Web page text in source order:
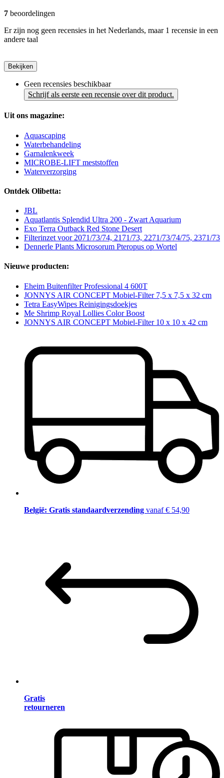
7 beoordelingen
Er zijn nog geen recensies in het Nederlands, maar 1 recensie in een
andere taal
Bekijken
Geen recensies beschikbaar
Schrijf als eerste een recensie over dit product.
Uit ons magazine:
Aquascaping
Waterbehandeling
Garnalenkweek
MICROBE-LIFT meststoffen
Waterverzorging
Ontdek Olibetta:
JBL
Aquatlantis Splendid Ultra 200 - Zwart Aquarium
Exo Terra Outback Red Stone Desert
Filterinzet voor 2071/73/74, 2171/73, 2271/73/74/75, 2371/73
Dennerle Plants Microsorum Pteropus op Wortel
Nieuwe producten:
Eheim Buitenfilter Professional 4 600T
JONNYS AIR CONCEPT Mobiel-Filter 7,5 x 7,5 x 32 cm
Tetra EasyWipes Reinigingsdoekjes
Me Shrimp Royal Lollies Color Boost
JONNYS AIR CONCEPT Mobiel-Filter 10 x 10 x 42 cm
België: Gratis standaardverzending vanaf € 54,90
Gratis
retourneren